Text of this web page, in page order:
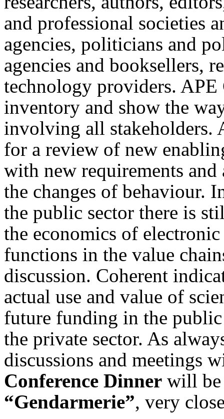
and professional societies
agencies, politicians and
agencies and booksellers,
technology providers. APE
inventory and show the
involving all stakeholders.
for a review of new
with new requirements
the changes of behaviour.
the public sector there is
the economics of
functions in the value
discussion. Coherent
actual use and value of
future funding in the
the private sector. As
discussions and meetings
Conference Dinner will
“Gendarmerie”, very